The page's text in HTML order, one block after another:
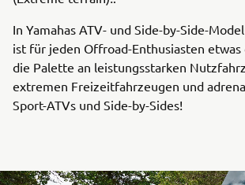
In Yamahas ATV- und Side-by-Side-
ist für jeden Offroad-Enthusiasten etwas
die Palette an leistungsstarken
extremen Freizeitfahrzeugen und
Sport-ATVs und Side-by-Sides!